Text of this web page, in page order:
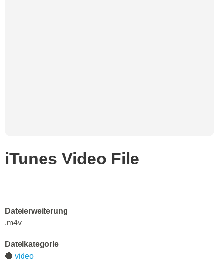
iTunes Video File
Dateierweiterung
.m4v
Dateikategorie
🔵 video